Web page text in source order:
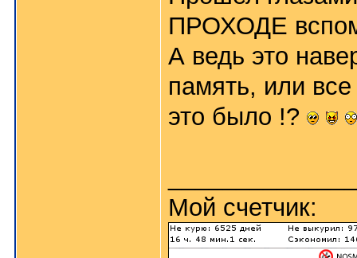
ПРОХОДЕ
А ведь это
память, или
это было !?
Мой счетчик: